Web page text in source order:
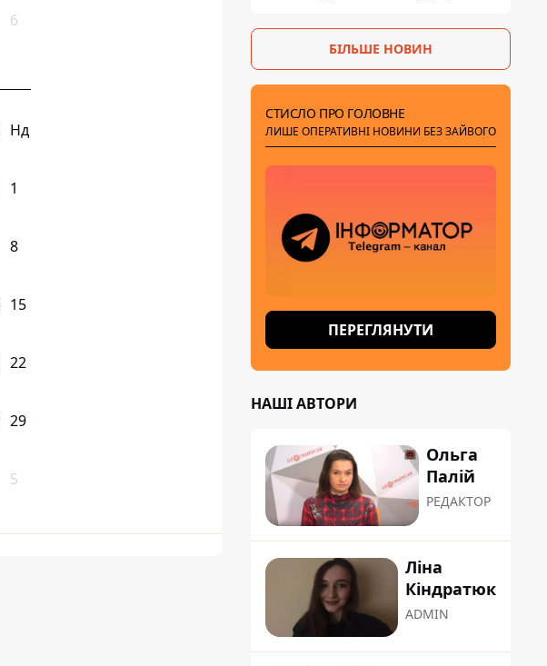
6
Нд
1
8
15
22
29
5
суду
БІЛЬШЕ НОВИН
СТИСЛО ПРО ГОЛОВНЕ
ЛИШЕ ОПЕРАТИВНІ НОВИНИ БЕЗ ЗАЙВОГО
ПЕРЕГЛЯНУТИ
НАШІ АВТОРИ
Ольга
Палій
РЕДАКТОР
Ліна
Кіндратюк
ADMIN